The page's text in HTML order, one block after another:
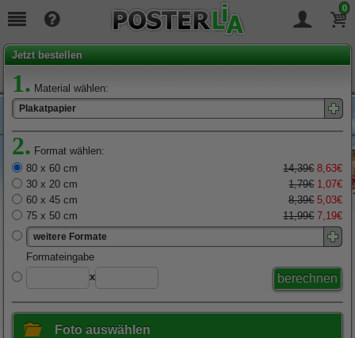
0
Seit19Jahren täglich für Sie da!
Jetzt bestellen
1. Material wählen:
Plakatpapier
2. Format wählen:
80 x 60 cm
14,39€ 8,63€
30 x 20 cm
1,79€ 1,07€
60 x 45 cm
8,39€ 5,03€
75 x 50 cm
11,99€ 7,19€
weitere Formate
x
Foto auswählen